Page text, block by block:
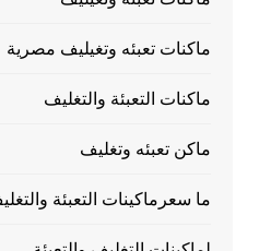
ماكنات تعبئه وتغيليف مصرية
ماكنات التعبئة والتغليف
ماكن تعبئه وتغليف
ما سعرماكينات التعبئة